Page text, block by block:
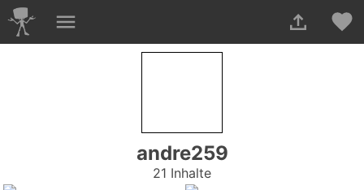
andre259
21 Inhalte